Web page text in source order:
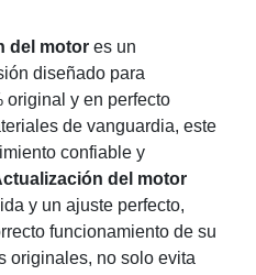
del motor es un
diseñado para
original y en perfecto
de vanguardia, este
confiable y
del motor
y un ajuste perfecto,
funcionamiento de su
originales, no solo evita